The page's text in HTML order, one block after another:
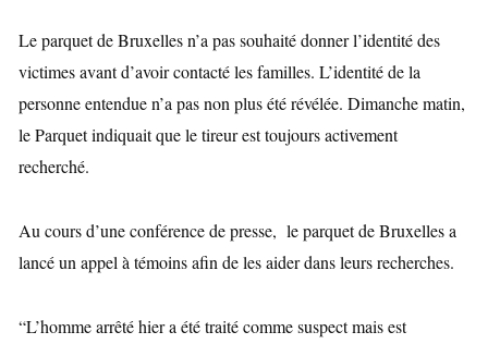
Le parquet de Bruxelles n’a pas souhaité donner l’identité des
victimes avant d’avoir contacté les familles. L’identité de la
personne entendue n’a pas non plus été révélée. Dimanche matin,
le Parquet indiquait que le tireur est toujours activement
recherché.
Au cours d’une conférence de presse, le parquet de Bruxelles a
lancé un appel à témoins afin de les aider dans leurs recherches.
“L’homme arrêté hier a été traité comme suspect mais est